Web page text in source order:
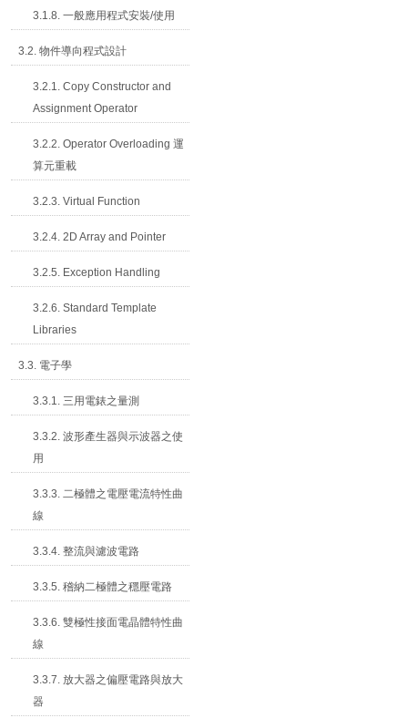
3.1.8. 一般應用程式安裝/使用
3.2. 物件導向程式設計
3.2.1. Copy Constructor and
Assignment Operator
3.2.2. Operator Overloading 運
算元重載
3.2.3. Virtual Function
3.2.4. 2D Array and Pointer
3.2.5. Exception Handling
3.2.6. Standard Template
Libraries
3.3. 電子學
3.3.1. 三用電錶之量測
3.3.2. 波形產生器與示波器之使
用
3.3.3. 二極體之電壓電流特性曲
線
3.3.4. 整流與濾波電路
3.3.5. 稽納二極體之穩壓電路
3.3.6. 雙極性接面電晶體特性曲
線
3.3.7. 放大器之偏壓電路與放大
器